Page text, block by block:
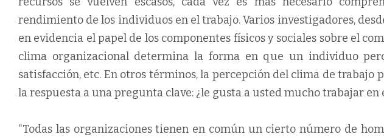
rendimiento de los individuos en el trabajo. Varios investigadores,
en evidencia el papel de los componentes físicos y sociales sobre el
clima organizacional determina la forma en que un individuo
satisfacción, etc. En otros términos, la percepción del clima de trabajo
la respuesta a una pregunta clave: ¿le gusta a usted mucho trabajar en
“Todas las organizaciones tienen en común un cierto número de